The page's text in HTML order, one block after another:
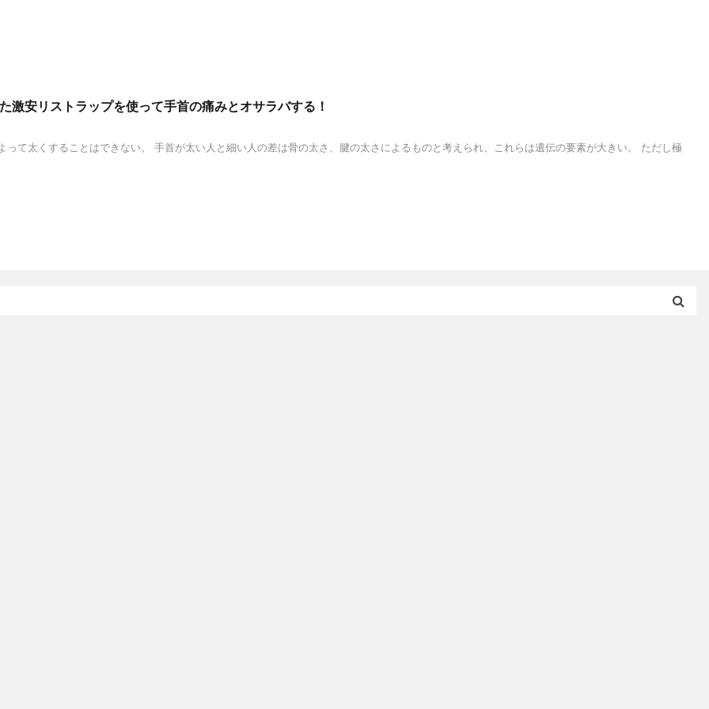
安リストラップを使って手首の痛みとオサラバする！
て太くすることはできない。 手首が太い人と細い人の差は骨の太さ、腱の太さによるものと考えられ、これらは遺伝の要素が大きい。 ただし極